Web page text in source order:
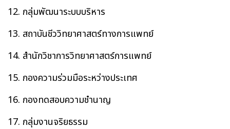
12. กลุ่มพัฒนาระบบบริหาร
13. สถาบันชีววิทยาศาสตร์ทางการแพทย์
14. สำนักวิชาการวิทยาศาสตร์การแพทย์
15. กองความร่วมมือระหว่างประเทศ
16. กองทดสอบความชำนาญ
17. กลุ่มงานจริยธรรม